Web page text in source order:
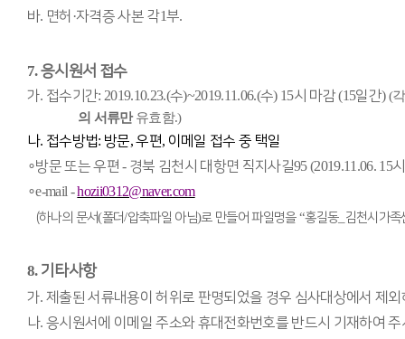
바. 면허 ·자격증 사본 각1부.
7.응시원서 접수
가. 접수기간: 2019.10.23.(수)~2019.11.06.(수) 15시 마감(15일간)(
의 서류만유효함.)
나. 접수방법: 방문,우편, 이메일 접수 중 택일
∘방문 또는 우편- 경북 김천시 대항면 직지사길95 (2019.11.06. 15
∘e-mail -hozii0312@naver.com
(하나의 문서(폴더/압축파일 아님)로 만들어 파일명을“홍길동_ 김천시가족
8. 기타사항
가.제출된 서류내용이 허위로 판명되었을 경우 심사대상에서 제
나.응시원서에 이메일 주소와 휴대전화번호를 반드시 기재하여